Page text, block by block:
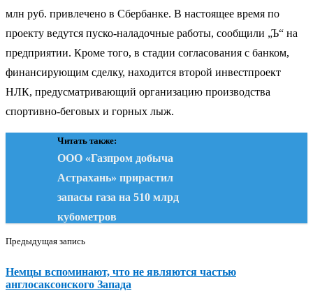
млн руб. привлечено в Сбербанке. В настоящее время по
проекту ведутся пуско-наладочные работы, сообщили „Ъ“ на
предприятии. Кроме того, в стадии согласования с банком,
финансирующим сделку, находится второй инвестпроект
НЛК, предусматривающий организацию производства
спортивно-беговых и горных лыж.
Читать также:
ООО «Газпром добыча
Астрахань» прирастил
запасы газа на 510 млрд
кубометров
Предыдущая запись
Немцы вспоминают, что не являются частью
англосаксонского Запада